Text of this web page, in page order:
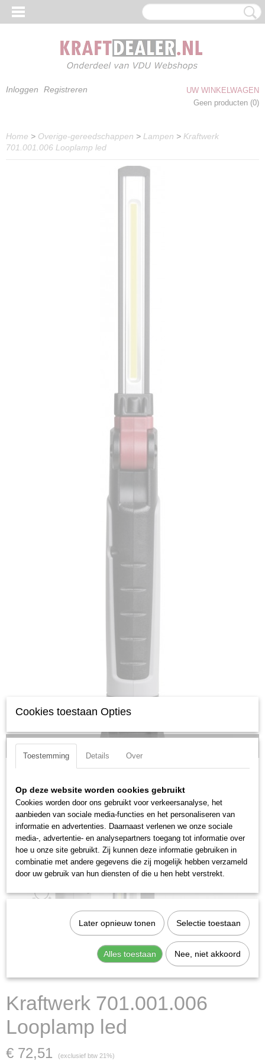
Inloggen Registreren
UW WINKELWAGEN
Geen producten (0)
Home > Overige-gereedschappen > Lampen > Kraftwerk
701.001.006 Looplamp led
Kraftwerk-701.001.006-Looplamp-led
Kraftwerk 701.001.006
Looplamp led
€ 72,51 (exclusief btw 21%)
Cookies toestaan Opties
Toestemming Details Over
Op deze website worden cookies gebruikt
Cookies worden door ons gebruikt voor verkeersanalyse, het
aanbieden van sociale media-functies en het personaliseren van
informatie en advertenties. Daarnaast verlenen we onze sociale
media-, advertentie- en analysepartners toegang tot informatie over
hoe u onze site gebruikt. Zij kunnen deze informatie gebruiken in
combinatie met andere gegevens die zij mogelijk hebben verzameld
door uw gebruik van hun diensten of die u hen hebt verstrekt.
Later opnieuw tonen Selectie toestaan
Alles toestaan Nee, niet akkoord